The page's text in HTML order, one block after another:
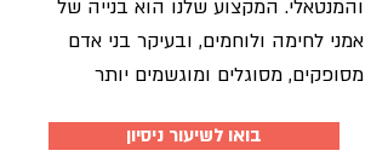
והמנטאלי. המקצוע שלנו הוא בנייה של
אמני לחימה ולוחמים, ובעיקר בני אדם
מסופקים, מסוגלים ומוגשמים יותר
בואו לשיעור ניסיון